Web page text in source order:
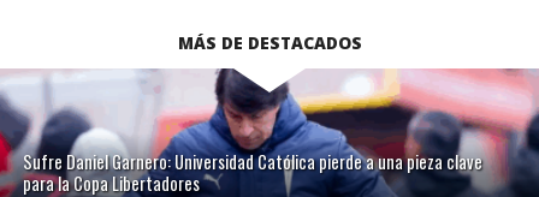
MÁS DE DESTACADOS
Sufre Daniel Garnero: Universidad Católica pierde a una pieza clave
para la Copa Libertadores